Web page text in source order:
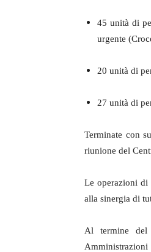
45 unità di
urgente
20 unità di
27 unità di
Terminate con
riunione del
Le operazioni di
alla sinergia di
Al termine del